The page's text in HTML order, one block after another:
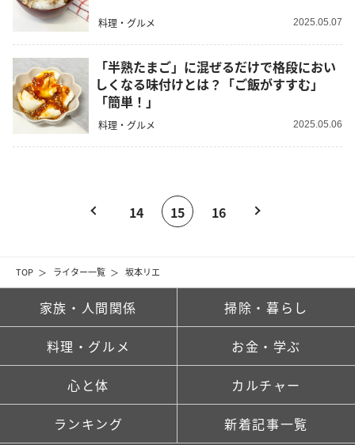
TOP ライター一覧 坂本リエ
料理・グルメ 2025.05.07
「半熟たまご」に混ぜるだけで格段におい
しくなる味付けとは？「ご飯がすすむ」
「簡単！」
料理・グルメ 2025.05.06
14 15 16
家族・人間関係 掃除・暮らし
料理・グルメ お金・学ぶ
心と体 カルチャー
ランキング 新着記事一覧